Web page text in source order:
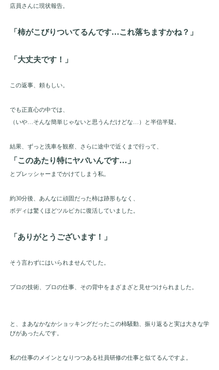
店員さんに現状報告。
「柿がこびりついてるんです…これ落ちますかね？」
「大丈夫です！」
この返事、頼もしい。
でも正直心の中では、
（いや…そんな簡単じゃないと思うんだけどな…）と半信半疑。
結果、ずっと洗車を観察、さらに途中で近くまで行って、
「このあたり特にヤバいんです…」
とプレッシャーまでかけてしまう私。
約30分後、あんなに頑固だった柿は跡形もなく、
ボディは驚くほどツルピカに復活していました。
「ありがとうございます！」
そう言わずにはいられませんでした。
プロの技術、プロの仕事、その背中をまざまざと見せつけられました。
と、まあなかなかショッキングだったこの柿騒動、振り返ると実は大きな学
びがあったんです。
私の仕事のメインとなりつつある社員研修の仕事と似てるんですよ。